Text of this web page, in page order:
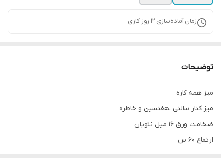
زمان آماده‌سازی 3 روز کاری
توضیحات
میز همه کاره
میز کنار سالنی ،هفتسین و خاطره
ضخامت ورق ۱۶ میل نئوپان
ارتفاع ۶۰ س